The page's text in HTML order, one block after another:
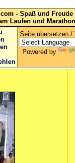
- Spaß und
Laufen und Marathon
Seite übersetzen /
Powered by